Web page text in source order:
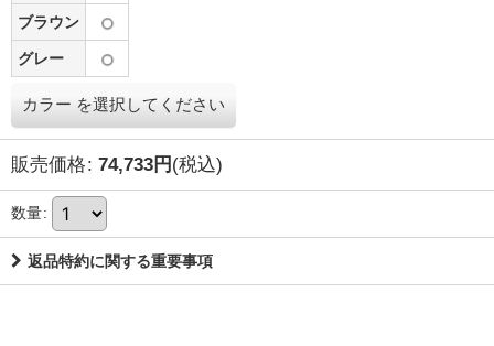
ブラウン
グレー
カラー を選択してください
販売価格: 74,733円 (税込)
数量:
返品特約に関する重要事項